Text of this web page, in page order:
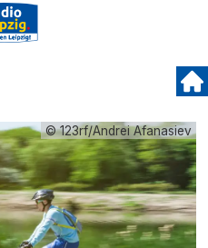
© 123rf/Andrei Afanasiev